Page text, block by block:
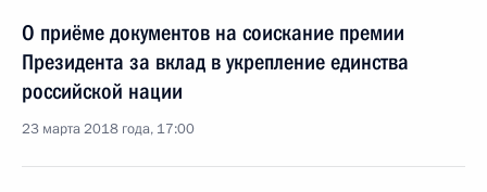
О приёме документов на соискание премии
Президента за вклад в укрепление единства
российской нации
23 марта 2018 года, 17:00